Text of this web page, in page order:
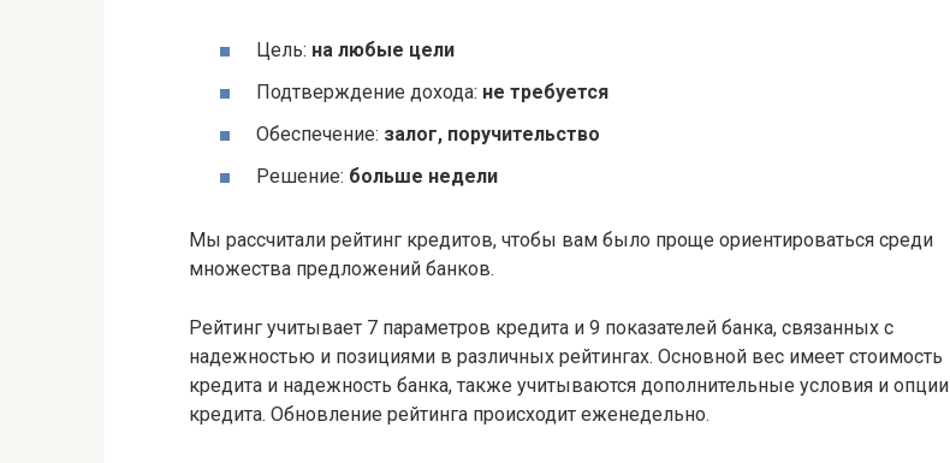
Цель: на любые цели
Подтверждение дохода: не требуется
Обеспечение: залог, поручительство
Решение: больше недели
Мы рассчитали рейтинг кредитов, чтобы вам было проще ориентироваться среди
множества предложений банков.
Рейтинг учитывает 7 параметров кредита и 9 показателей банка, связанных с
надежностью и позициями в различных рейтингах. Основной вес имеет стоимость
кредита и надежность банка, также учитываются дополнительные условия и опции
кредита. Обновление рейтинга происходит еженедельно.